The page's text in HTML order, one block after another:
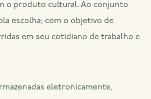
o produto cultural. Ao conjunto
escolha; com o objetivo de
em seu cotidiano de trabalho e
eletronicamente,